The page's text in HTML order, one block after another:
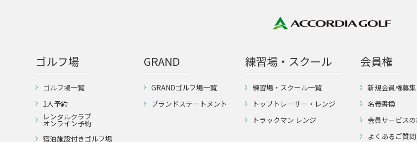
ゴルフ場
ゴルフ場一覧
1人予約
レンタルクラブ
オンライン予約
宿泊施設付きゴルフ場
GRAND
GRANDゴルフ場一覧
ブランドステートメント
練習場・スクール
練習場・スクール一覧
トップトレーサー・レンジ
トラックマン レンジ
会員権
新規会員権募集
名義書換
会員サービス
よくあるご質問